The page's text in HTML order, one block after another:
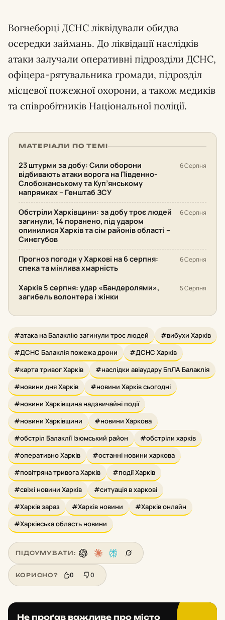
Вогнеборці ДСНС ліквідували обидва
осередки займань. До ліквідації наслідків
атаки залучали оперативні підрозділи ДСНС,
офіцера-рятувальника громади, підрозділ
місцевої пожежної охорони, а також медиків
та співробітників Національної поліції.
МАТЕРІАЛИ ПО ТЕМІ
23 штурми за добу: Сили оборони
відбивають атаки ворога на Південно-
Слобожанському та Куп’янському
напрямках – Генштаб ЗСУ
6 Серпня
Обстріли Харківщини: за добу троє людей
загинули, 14 поранено, під ударом
опинилися Харків та сім районів області –
Синєгубов
6 Серпня
Прогноз погоди у Харкові на 6 серпня:
спека та мінлива хмарність
6 Серпня
Харків 5 серпня: удар «Бандеролями»,
загибель волонтера і жінки
5 Серпня
#атака на Балаклію загинули троє людей
#вибухи Харків
#ДСНС Балаклія пожежа дрони
#ДСНС Харків
#карта тривог Харків
#наслідки авіаудару БпЛА Балаклія
#новини дня Харків
#новини Харків сьогодні
#новини Харківщина надзвичайні події
#новини Харківщини
#новини Харкова
#обстріл Балаклії Ізюмський район
#обстріли харків
#оперативно Харків
#останні новини харкова
#повітряна тривога Харків
#події Харків
#свіжі новини Харків
#ситуація в харкові
#Харків зараз
#Харків новини
#Харків онлайн
#Харківська область новини
ПІДСУМУВАТИ:
КОРИСНО? 0 0
Не проґав важливе про місто